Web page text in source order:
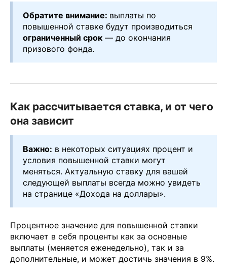
Обратите внимание: выплаты по
повышенной ставке будут производиться
ограниченный срок — до окончания
призового фонда.
Как рассчитывается ставка, и от чего
она зависит
Важно: в некоторых ситуациях процент и
условия повышенной ставки могут
меняться. Актуальную ставку для вашей
следующей выплаты всегда можно увидеть
на странице «Дохода на доллары».
Процентное значение для повышенной ставки
включает в себя проценты как за основные
выплаты (меняется еженедельно), так и за
дополнительные, и может достичь значения в 9%.